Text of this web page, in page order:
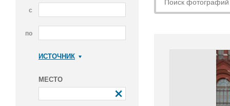
с
по
ИСТОЧНИК
МЕСТО